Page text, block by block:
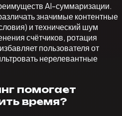
AI-суммаризации.
значимые контентные
и технический шум
счётчиков, ротация
пользователя от
нерелевантные
помогает
время?